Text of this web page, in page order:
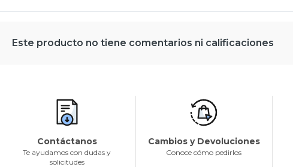
Este producto no tiene comentarios ni calificaciones
Contáctanos
Te ayudamos con dudas y
solicitudes
Cambios y Devoluciones
Conoce cómo pedirlos